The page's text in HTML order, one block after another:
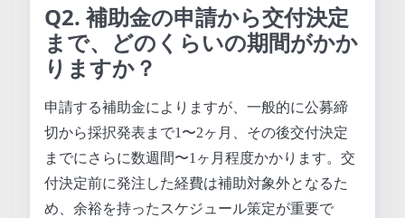
Q2. 補助金の申請から交付決定
まで、どのくらいの期間がかか
りますか？
申請する補助金によりますが、一般的に公募締
切から採択発表まで1〜2ヶ月、その後交付決定
までにさらに数週間〜1ヶ月程度かかります。交
付決定前に発注した経費は補助対象外となるた
め、余裕を持ったスケジュール策定が重要で